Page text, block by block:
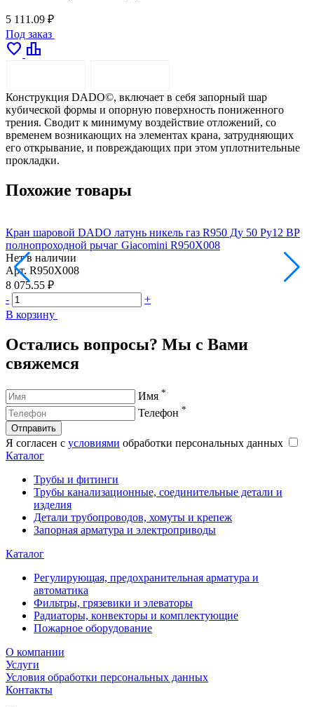
5 111.09 ₽
Под заказ
favorite leaderboard
Конструкция DADO©, включает в себя запорный шар
кубической формы и опорную поверхность пониженного
трения. Сводит к минимуму воздействие отложений, со
временем возникающих на элементах крана, затрудняющих
его открывание, и повреждающих при этом уплотнительные
прокладки.
Похожие товары
Кран шаровой DADO латунь никель газ R950 Ду 50 Ру12 ВР
полнопроходной рычаг Giacomini R950X008
Нет в наличии
Арт. R950X008
8 075.55 ₽
-
+
В корзину
Остались вопросы? Мы с Вами
свяжемся
Имя *
Телефон *
Отправить
Я согласен с условиями обработки персональных данных
Каталог
Трубы и фитинги
Трубы канализационные, соединительные детали и
изделия
Детали трубопроводов, хомуты и крепеж
Запорная арматура и электроприводы
Каталог
Регулирующая, предохранительная арматура и
автоматика
Фильтры, грязевики и элеваторы
Радиаторы, конвекторы и комплектующие
Пожарное оборудование
О компании
Услуги
Условия обработки персональных данных
Контакты